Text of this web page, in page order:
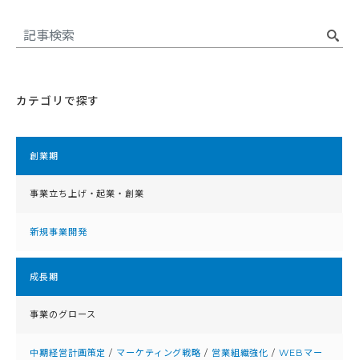
カテゴリで探す
創業期
事業立ち上げ・起業・創業
新規事業開発
成⻑期
事業のグロース
中期経営計画策定 / マーケティング戦略 / 営業組織強化 / WEBマー